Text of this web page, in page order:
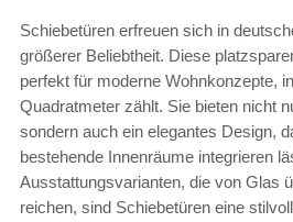
Schiebetüren erfreuen sich in
größerer Beliebtheit. Diese
perfekt für moderne Wohnkonzepte,
Quadratmeter zählt. Sie bieten nicht
sondern auch ein elegantes Design,
bestehende Innenräume integrieren
Ausstattungsvarianten, die von Glas
reichen, sind Schiebetüren eine